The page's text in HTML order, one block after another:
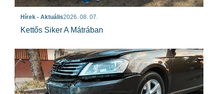
Hírek - Aktuális2026. 08. 07.
Kettős Siker A Mátrában